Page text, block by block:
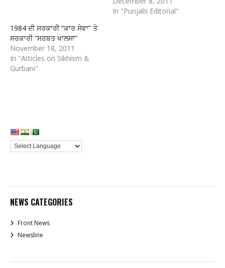
In "Punjabi Editorial"
1984 ਦੀ ਸਰਕਾਰੀ “ਕਾਰ ਸੇਵਾ” ਤੇ
ਸਰਕਾਰੀ “ਸਰਬਤ ਖਾਲਸਾ”
November 18, 2011
In "Articles on Sikhism &
Gurbani"
NEWS CATEGORIES
Front News
Newsline